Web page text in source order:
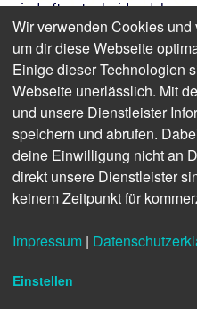
sind oft entscheidend.
Skill-Training, emotionale
einzusetzen, um Nähe,
im Kundendialog zu
emotionaler Intelligenz.
Das Ziel:
Ihr
und
Das Ergebnis:
Sie
optimieren.
Akademie
Wir verwenden Cookies
um dir diese Webseite
Einige dieser Technologien
Webseite unerlässlich. Mit
und unsere Dienstleister
speichern und abrufen.
deine Einwilligung nicht an
direkt unsere Dienstleister
keinem Zeitpunkt für
Impressum |
Einstellen